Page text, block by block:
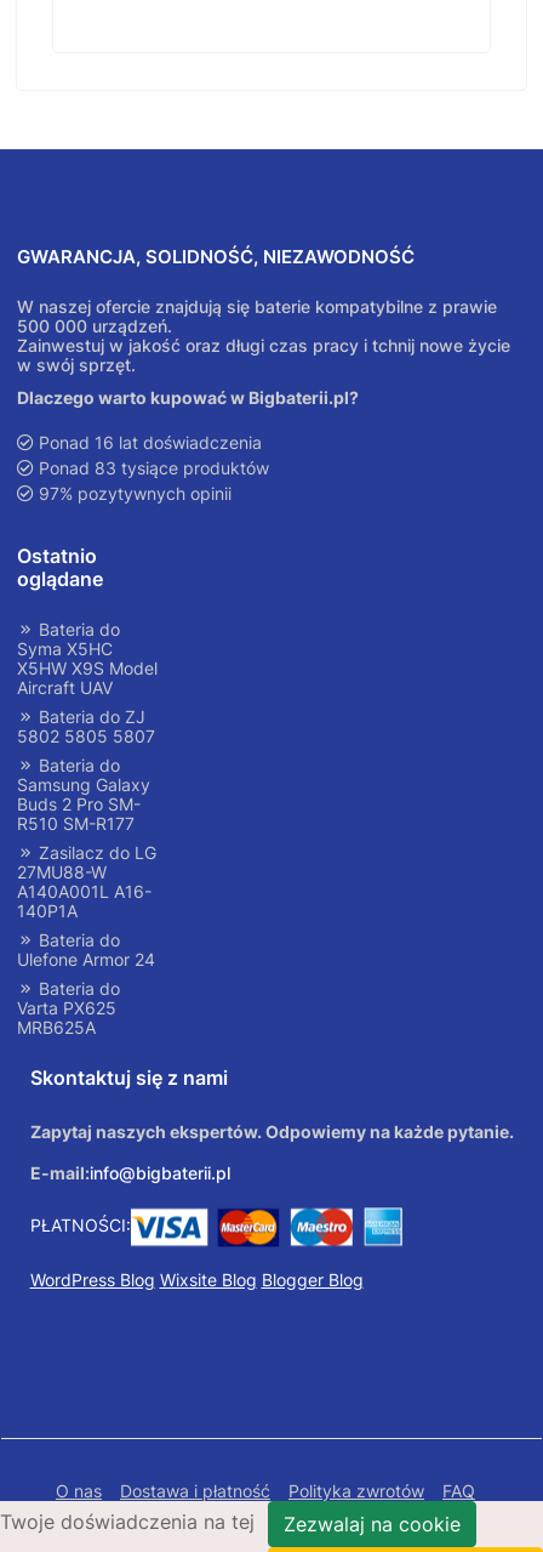
GWARANCJA, SOLIDNOŚĆ, NIEZAWODNOŚĆ
W naszej ofercie znajdują się baterie kompatybilne z prawie
500 000 urządzeń.
Zainwestuj w jakość oraz długi czas pracy i tchnij nowe życie
w swój sprzęt.
Dlaczego warto kupować w Bigbaterii.pl?
Ponad 16 lat doświadczenia
Ponad 83 tysiące produktów
97% pozytywnych opinii
Ostatnio
oglądane
Bateria do
Syma X5HC
X5HW X9S Model
Aircraft UAV
Bateria do ZJ
5802 5805 5807
Bateria do
Samsung Galaxy
Buds 2 Pro SM-
R510 SM-R177
Zasilacz do LG
27MU88-W
A140A001L A16-
140P1A
Bateria do
Ulefone Armor 24
Bateria do
Varta PX625
MRB625A
Skontaktuj się z nami
Zapytaj naszych ekspertów. Odpowiemy na każde pytanie.
E-mail:info@bigbaterii.pl
PŁATNOŚCI:
WordPress Blog Wixsite Blog Blogger Blog
O nas Dostawa i płatność Polityka zwrotów
FAQ
Polityka prywatności
Mapa Strony
Twoje doświadczenia na tej Zezwalaj na cookie